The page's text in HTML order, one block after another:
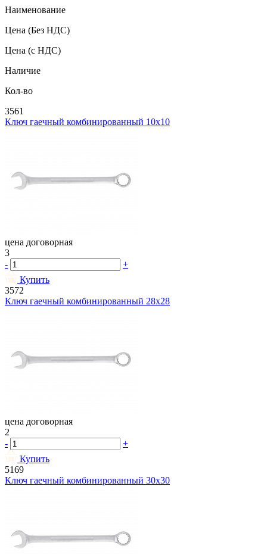
Наименование
Цена (Без НДС)
Цена (с НДС)
Наличие
Кол-во
3561
Ключ гаечный комбинированный 10х10
цена договорная
3
-
+
Купить
3572
Ключ гаечный комбинированный 28х28
цена договорная
2
-
+
Купить
5169
Ключ гаечный комбинированный 30х30